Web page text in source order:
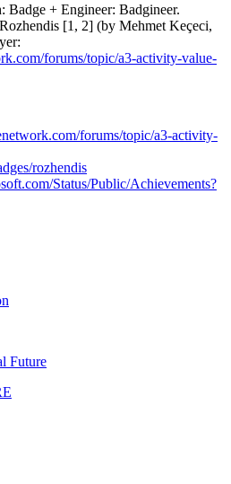
Badge + Engineer: Badgineer.
[1, 2] (by Mehmet Keçeci,
forums/topic/a3-activity-value-
forums/topic/a3-activity-
rozhendis
Status/Public/Achievements?